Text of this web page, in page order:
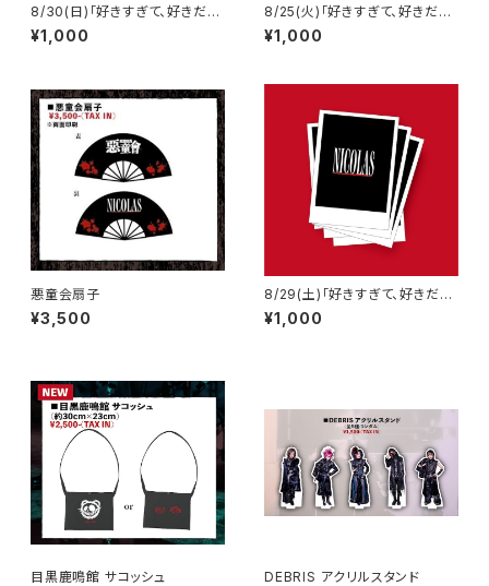
8/30(日)「好きすぎて、好きだけ
じゃ、癪に障る。」高松sound s
pace RIZIN' 当日チェキ
¥1,000
8/25(火)「好きすぎて、好きだけ
じゃ、癪に障る。」LIVE rise SH
UNAN 当日チェキ
¥1,000
悪童会扇子
¥3,500
8/29(土)「好きすぎて、好きだけ
じゃ、癪に障る。」高松sound s
pace RIZIN' 当日チェキ
¥1,000
目黒鹿鳴館 サコッシュ DEBRIS アクリルスタンド